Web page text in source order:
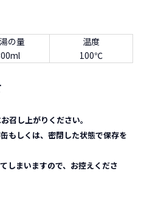
の量
温度
100℃
召し上がりください。
もしくは、密閉した状態で保存を
しまいますので、お控えくださ